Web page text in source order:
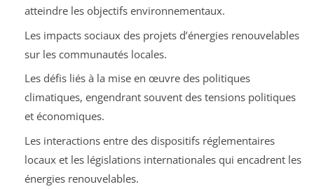
atteindre les objectifs environnementaux.
Les impacts sociaux des projets d’énergies renouvelables
sur les communautés locales.
Les défis liés à la mise en œuvre des politiques
climatiques, engendrant souvent des tensions politiques
et économiques.
Les interactions entre des dispositifs réglementaires
locaux et les législations internationales qui encadrent les
énergies renouvelables.